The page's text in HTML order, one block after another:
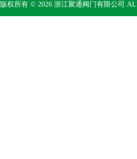
版权所有 © 2026 浙江聚通阀门有限公司